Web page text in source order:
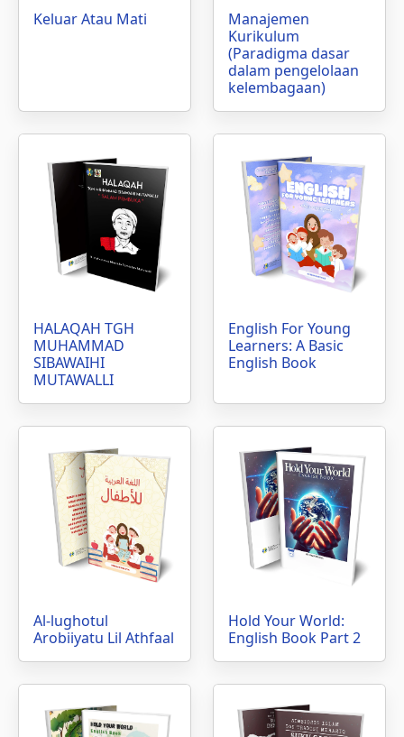
Keluar Atau Mati
Manajemen
Kurikulum
(Paradigma dasar
dalam pengelolaan
kelembagaan)
HALAQAH TGH
MUHAMMAD
SIBAWAIHI
MUTAWALLI
English For Young
Learners: A Basic
English Book
Al-lughotul
Arobiiyatu Lil Athfaal
Hold Your World:
English Book Part 2